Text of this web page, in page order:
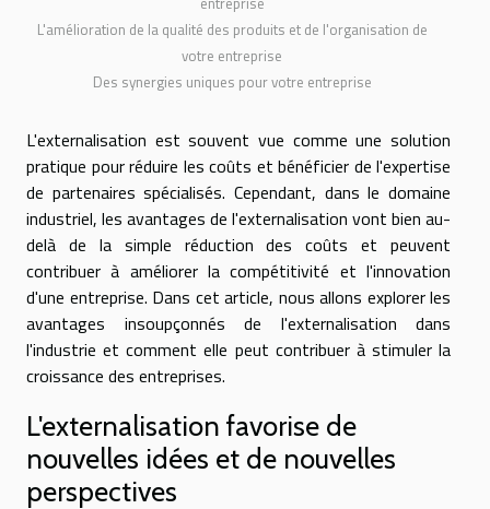
L'amélioration de la qualité des produits et de l'organisation de
votre entreprise
Des synergies uniques pour votre entreprise
L'externalisation est souvent vue comme une solution
pratique pour réduire les coûts et bénéficier de l'expertise
de partenaires spécialisés. Cependant, dans le domaine
industriel, les avantages de l'externalisation vont bien au-
delà de la simple réduction des coûts et peuvent
contribuer à améliorer la compétitivité et l'innovation
d'une entreprise. Dans cet article, nous allons explorer les
avantages insoupçonnés de l'externalisation dans
l'industrie et comment elle peut contribuer à stimuler la
croissance des entreprises.
L'externalisation favorise de
nouvelles idées et de nouvelles
perspectives